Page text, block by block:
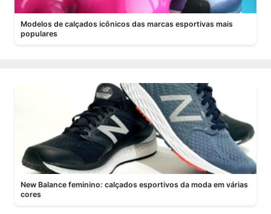
Modelos de calçados icônicos das marcas esportivas mais
populares
New Balance feminino: calçados esportivos da moda em várias
cores